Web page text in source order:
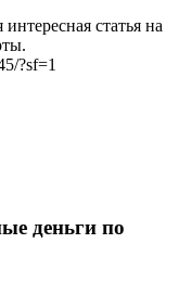
статья на
?sf=1
деньги по